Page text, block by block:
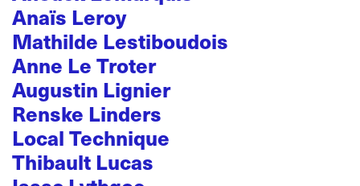
Anaïs Leroy
Mathilde Lestiboudois
Anne Le Troter
Augustin Lignier
Renske Linders
Local Technique
Thibault Lucas